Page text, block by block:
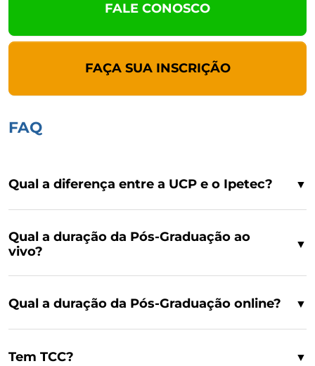
FALE CONOSCO
FAÇA SUA INSCRIÇÃO
FAQ
Qual a diferença entre a UCP e o Ipetec? ▼
Qual a duração da Pós-Graduação ao
vivo?
▼
Qual a duração da Pós-Graduação online? ▼
Tem TCC? ▼